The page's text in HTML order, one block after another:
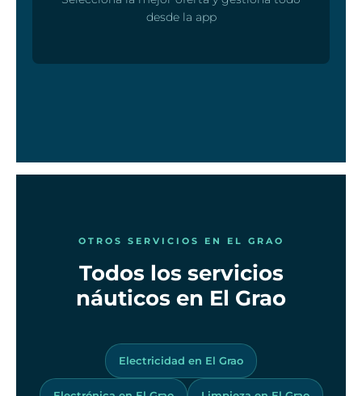
desde la app
OTROS SERVICIOS EN EL GRAO
Todos los servicios
náuticos en El Grao
Electricidad en El Grao